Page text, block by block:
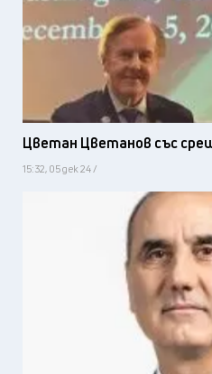
Цветан Цветанов със
15:32, 05 дек 24 /